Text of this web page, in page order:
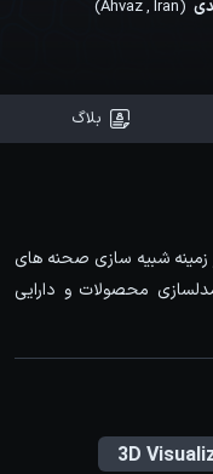
(
Iran
,
Ahvaz
)
بلاگ
شبیه سازی صحنه های
محصولات و دارایی
3D